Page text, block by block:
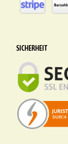
SICHERHEIT